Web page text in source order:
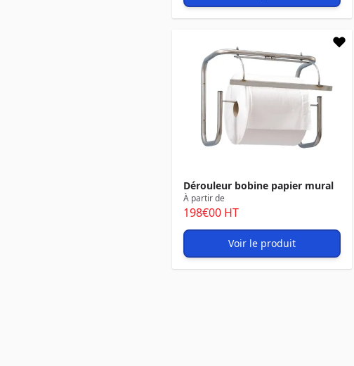
Dérouleur bobine papier mural
À partir de
198€00 HT
Voir le produit